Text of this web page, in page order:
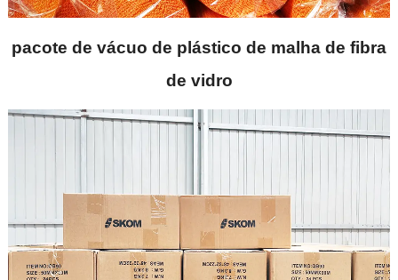
pacote de vácuo de plástico de malha de fibra
de vidro